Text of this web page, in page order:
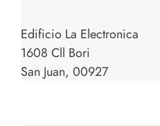
Edificio La Electronica
1608 Cll Bori
San Juan, 00927